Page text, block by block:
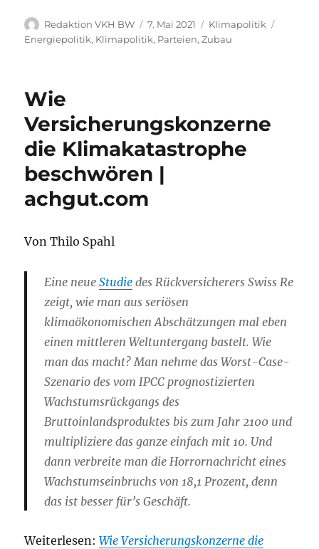
Autor
Redaktion VKH BW
Veröffentlicht
am
7. Mai 2021 Kategorien
Klimapolitik
Energiepolitik, Klimapolitik, Parteien,Zubau
Wie
Versicherungskonzerne
die Klimakatastrophe
beschwören |
achgut.com
Von Thilo Spahl
Eine neueStudie des Rückversicherers Swiss Re
zeigt, wie man aus seriösen
klimaökonomischen Abschätzungen mal eben
einen mittleren Weltuntergang bastelt. Wie
man das macht? Man nehme das Worst-Case-
Szenario des vom IPCC prognostizierten
Wachstumsrückgangs des
Bruttoinlandsproduktes bis zum Jahr 2100 und
multipliziere das ganze einfach mit 10. Und
dann verbreite man die Horrornachricht eines
Wachstumseinbruchs von 18,1 Prozent, denn
das ist besser für’s Geschäft.
Weiterlesen:Wie Versicherungskonzerne die